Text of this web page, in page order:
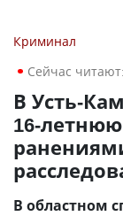
Криминал
Сейчас читают:
В Усть-
16-
В областном